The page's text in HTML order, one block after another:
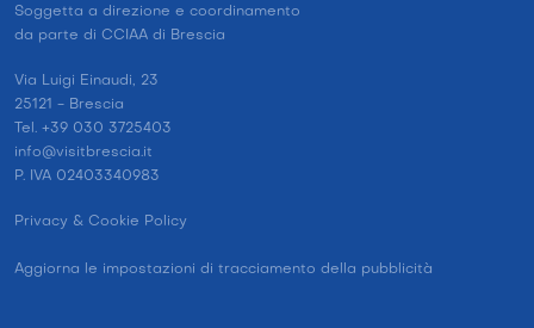
Soggetta a direzione e coordinamento
da parte di CCIAA di Brescia
Via Luigi Einaudi, 23
25121 - Brescia
Tel. +39 030 3725403
info@visitbrescia.it
P. IVA 02403340983
Privacy & Cookie Policy
Aggiorna le impostazioni di tracciamento della pubblicità